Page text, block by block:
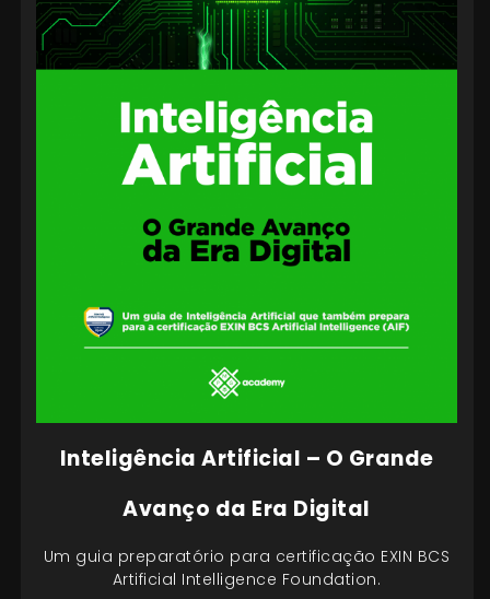
Inteligência Artificial – O Grande
Avanço da Era Digital
Um guia preparatório para certificação EXIN BCS
Artificial Intelligence Foundation.